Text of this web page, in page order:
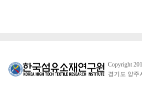
Copyright
경기도 양주